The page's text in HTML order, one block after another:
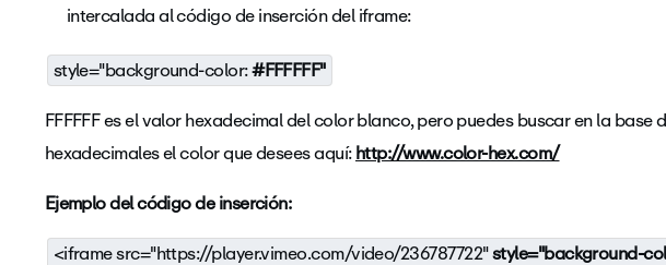
intercalada al código de inserción del iframe:
style="background-color:#FFFFFF"
FFFFFF es el valor hexadecimal del color blanco, pero puedes buscar en la
hexadecimales el color que desees aquí:http://www.color-hex.com/
Ejemplo del código de inserción:
<iframe src="https://player.vimeo.com/video/236787722"style="background-